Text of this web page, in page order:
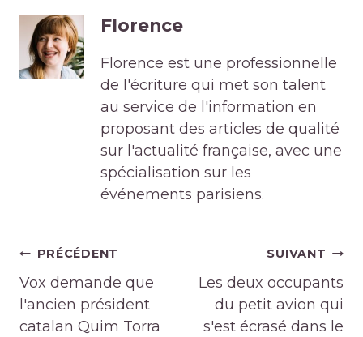
Florence
Florence est une professionnelle
de l'écriture qui met son talent
au service de l'information en
proposant des articles de qualité
sur l'actualité française, avec une
spécialisation sur les
événements parisiens.
Navigation
de
l’article
PRÉCÉDENT
Vox demande que
l'ancien président
catalan Quim Torra
SUIVANT
Les deux occupants
du petit avion qui
s'est écrasé dans le